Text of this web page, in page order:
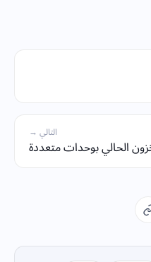
التالي →
الحالي بوحدات متعددة